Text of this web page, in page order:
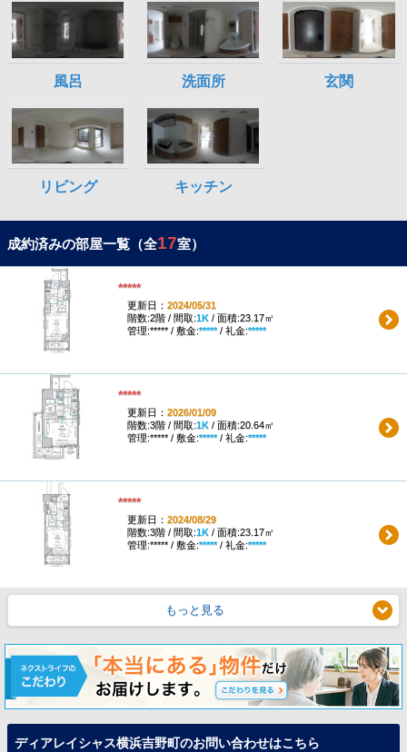
成約済みの部屋一覧（全17室）
*****
更新日： 2024/05/31
階数:2階 / 間取:1K/ 面積:23.17㎡
管理:***** / 敷金:*****/ 礼金:*****
*****
更新日： 2026/01/09
階数:3階 / 間取:1K/ 面積:20.64㎡
管理:***** / 敷金:*****/ 礼金:*****
*****
更新日： 2024/08/29
階数:3階 / 間取:1K/ 面積:23.17㎡
管理:***** / 敷金:*****/ 礼金:*****
もっと見る
ディアレイシャス横浜吉野町のお問い合わせはこちら